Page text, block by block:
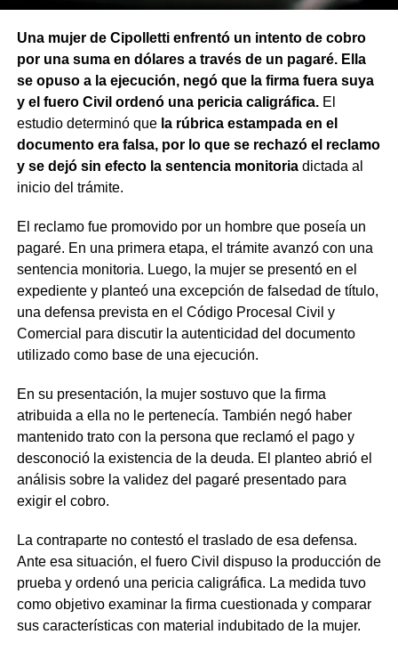
Una mujer de Cipolletti enfrentó un intento de cobro
por una suma en dólares a través de un pagaré. Ella
se opuso a la ejecución, negó que la firma fuera suya
y el fuero Civil ordenó una pericia caligráfica. El
estudio determinó que la rúbrica estampada en el
documento era falsa, por lo que se rechazó el reclamo
y se dejó sin efecto la sentencia monitoriadictada al
inicio del trámite.
El reclamo fue promovido por un hombre que poseía un
pagaré. En una primera etapa, el trámite avanzó con una
sentencia monitoria. Luego, la mujer se presentó en el
expediente y planteó una excepción de falsedad de título,
una defensa prevista en el Código Procesal Civil y
Comercial para discutir la autenticidad del documento
utilizado como base de una ejecución.
En su presentación, la mujer sostuvo que la firma
atribuida a ella no le pertenecía. También negó haber
mantenido trato con la persona que reclamó el pago y
desconoció la existencia de la deuda. El planteo abrió el
análisis sobre la validez del pagaré presentado para
exigir el cobro.
La contraparte no contestó el traslado de esa defensa.
Ante esa situación, el fuero Civil dispuso la producción de
prueba y ordenó una pericia caligráfica. La medida tuvo
como objetivo examinar la firma cuestionada y comparar
sus características con material indubitado de la mujer.